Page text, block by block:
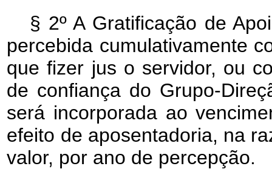
§ 2º A Gratificação de
percebida cumulativamente
que fizer jus o servidor, ou
de confiança do Grupo-
será incorporada ao
efeito de aposentadoria, na
valor, por ano de percepção.